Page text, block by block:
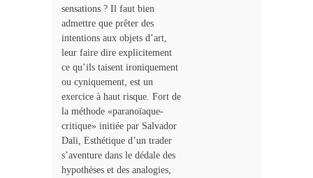
sensations ? Il faut bien
admettre que prêter des
intentions aux objets d’art,
leur faire dire explicitement
ce qu’ils taisent ironiquement
ou cyniquement, est un
exercice à haut risque. Fort de
la méthode «paranoïaque-
critique» initiée par Salvador
Dali, Esthétique d’un trader
s’aventure dans le dédale des
hypothèses et des analogies,